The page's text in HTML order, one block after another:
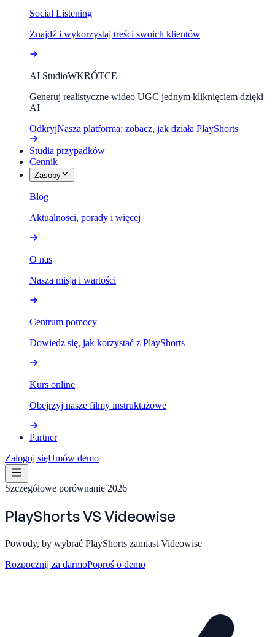
Social Listening
Znajdź i wykorzystaj treści swoich klientów
AI StudioWKRÓTCE
Generuj realistyczne wideo UGC jednym kliknięciem dzięki
AI
OdkryjNasza platforma: zobacz, jak działa PlayShorts
Studia przypadków
Cennik
Zasoby
Blog
Aktualności, porady i więcej
O nas
Nasza misja i wartości
Centrum pomocy
Dowiedz się, jak korzystać z PlayShorts
Kurs online
Obejrzyj nasze filmy instruktażowe
Partner
Zaloguj sięUmów demo
Szczegółowe porównanie 2026
PlayShortsVS Videowise
Powody, by wybrać PlayShorts zamiast Videowise
Rozpocznij za darmoPoproś o demo